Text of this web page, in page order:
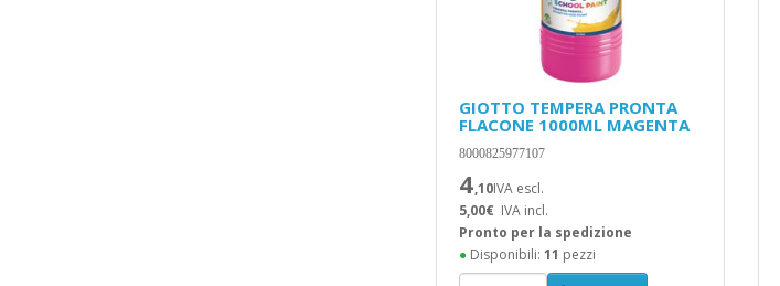
GIOTTO TEMPERA PRONTA
FLACONE 1000ML MAGENTA
8000825977107
4,10IVA escl.
5,00€ IVA incl.
Pronto per la spedizione
●Disponibili: 11 pezzi